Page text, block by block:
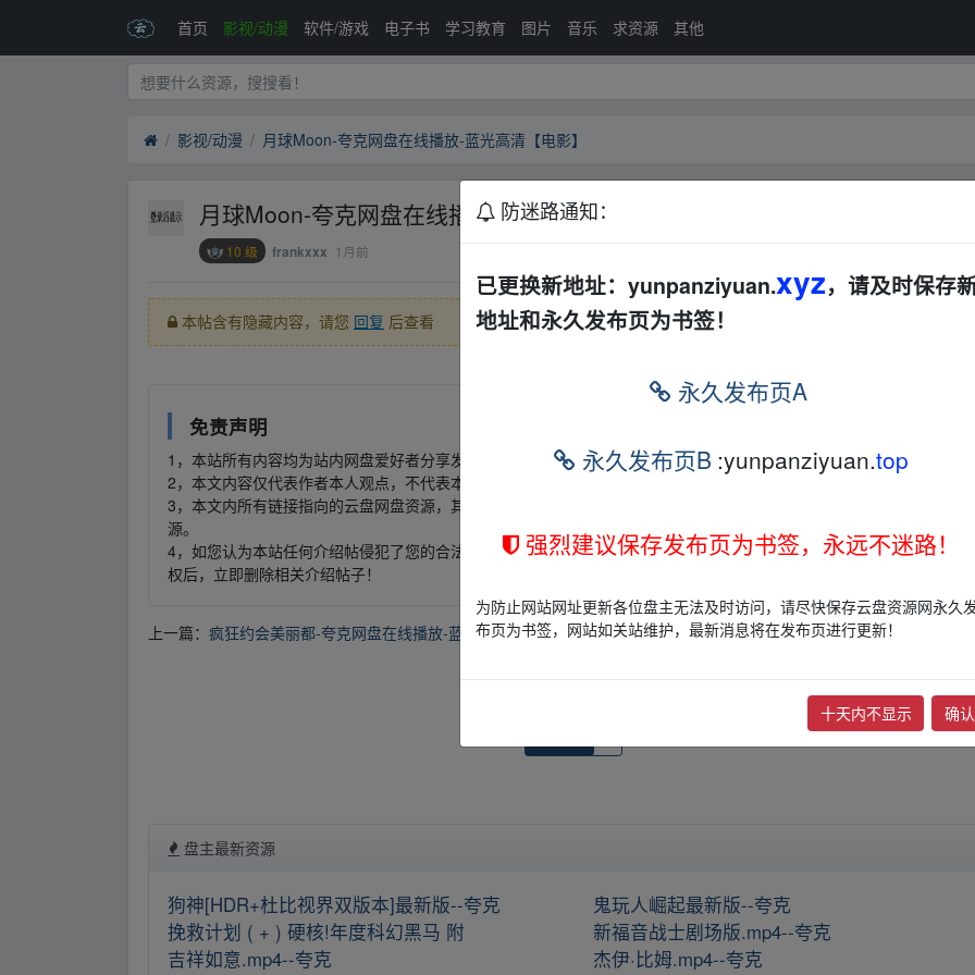
首页 影视/动漫 软件/游戏 电子书 学习教育 图片 音乐 求资源 其他
影视/动漫 月球Moon-夸克网盘在线播放-蓝光高清【电影】
月球Moon-夸克网盘在线播放-蓝光高清【电影】
10 级 frankxxx 1月前
本帖含有隐藏内容，请您 回复 后查看
免责声明
1，本站所有内容均为站内网盘爱好者分享发布的网盘链接介绍展示帖子，本站不存储任何实质资源数据。
2，本文内容仅代表作者本人观点，不代表本网站立场，作者文责自负。
3，本文内所有链接指向的云盘网盘资源，其版权归版权方所有！其实际管理权为帖子发布者所有，本站无法操作相关资
源。
4，如您认为本站任何介绍帖侵犯了您的合法版权，请点击版权投诉进行投诉，我们将在确认本文链接指向的资源存在侵
权后，立即删除相关介绍帖子！
上一篇： 疯狂约会美丽都-夸克网盘在线播放-蓝光高清【 下一篇：<电影>营救夜莺
盘主最新资源
狗神[HDR+杜比视界双版本]最新版--夸克
鬼玩人崛起最新版--夸克
挽救计划 ( + ) 硬核!年度科幻黑马 附
新福音战士剧场版.mp4--夸克
吉祥如意.mp4--夸克
杰伊·比姆.mp4--夸克
防迷路通知：
已更换新地址：yunpanziyuan.xyz，请及时保存
地址和永久发布页为书签！
永久发布页A
永久发布页B :yunpanziyuan.top
强烈建议保存发布页为书签，永远不迷路！
为防止网站网址更新各位盘主无法及时访问，请尽快保存云盘资源网永久
布页为书签，网站如关站维护，最新消息将在发布页进行更新！
十天内不显示 确认